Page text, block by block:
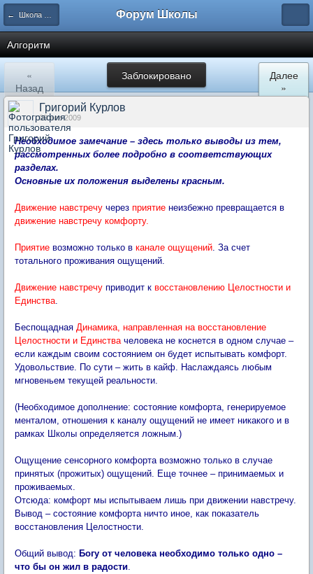
← Школа Холистического Сознания Форум Школы
Алгоритм
Заблокировано
«
Назад
Далее
»
Григорий Курлов
09 ноя 2009
Необходимое замечание – здесь только выводы из тем,
рассмотренных более подробно в соответствующих
разделах.
Основные их положения выделены красным.
Движение навстречу через приятие неизбежно превращается в
движение навстречу комфорту.
Приятие возможно только в канале ощущений. За счет
тотального проживания ощущений.
Движение навстречу приводит к восстановлению Целостности и
Единства.
Беспощадная Динамика, направленная на восстановление
Целостности и Единства человека не коснется в одном случае –
если каждым своим состоянием он будет испытывать комфорт.
Удовольствие. По сути – жить в кайф. Наслаждаясь любым
мгновеньем текущей реальности.
(Необходимое дополнение: состояние комфорта, генерируемое
менталом, отношения к каналу ощущений не имеет никакого и в
рамках Школы определяется ложным.)
Ощущение сенсорного комфорта возможно только в случае
принятых (прожитых) ощущений. Еще точнее – принимаемых и
проживаемых.
Отсюда: комфорт мы испытываем лишь при движении навстречу.
Вывод – состояние комфорта ничто иное, как показатель
восстановления Целостности.
Общий вывод: Богу от человека необходимо только одно –
что бы он жил в радости.